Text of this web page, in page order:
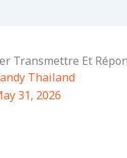
Transmettre Et
Thailand
31, 2026